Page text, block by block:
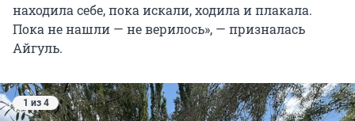
находила себе, пока искали, ходила и плакала.
Пока не нашли — не верилось», — призналась
Айгуль.
1 из 4